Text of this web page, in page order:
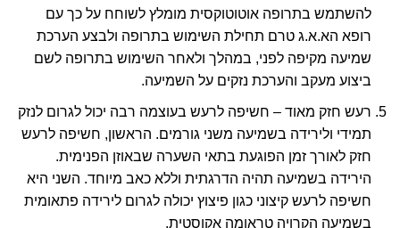
להשתמש בתרופה אוטוטוקסית מומלץ לשוחח על כך עם
רופא הא.א.ג טרם תחילת השימוש בתרופה ולבצע הערכת
שמיעה מקיפה לפני, במהלך ולאחר השימוש בתרופה לשם
ביצוע מעקב והערכת נזקים על השמיעה.
רעש חזק מאוד – חשיפה לרעש בעוצמה רבה יכול לגרום לנזק
תמידי ולירידה בשמיעה משני גורמים. הראשון, חשיפה לרעש
חזק לאורך זמן הפוגעת בתאי השערה שבאוזן הפנימית.
הירידה בשמיעה תהיה הדרגתית וללא כאב מיוחד. השני היא
חשיפה לרעש קיצוני כגון פיצוץ יכולה לגרום לירידה פתאומית
בשמיעה הקרויה טראומה אקוסטית.